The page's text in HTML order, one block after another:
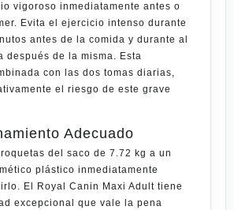
vigoroso inmediatamente antes o
Evita el ejercicio intenso durante
antes de la comida y durante al
después de la misma. Esta
con las dos tomas diarias,
el riesgo de este grave
Adecuado
del saco de 7.72 kg a un
plástico inmediatamente
El Royal Canin Maxi Adult tiene
excepcional que vale la pena